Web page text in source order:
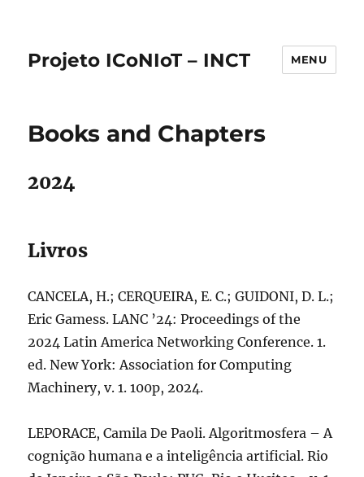
Projeto ICoNIoT – INCT MENU
Books and Chapters
2024
Livros
CANCELA, H.; CERQUEIRA, E. C.; GUIDONI, D. L.;
Eric Gamess. LANC ’24: Proceedings of the
2024 Latin America Networking Conference. 1.
ed. New York: Association for Computing
Machinery, v. 1. 100p, 2024.
LEPORACE, Camila De Paoli. Algoritmosfera – A
cognição humana e a inteligência artificial. Rio